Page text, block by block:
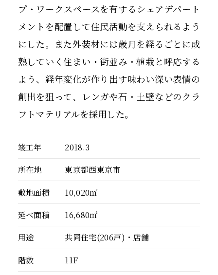
プ・ワークスペースを有するシェアデパート
メントを配置して住民活動を支えられるよう
にした。また外装材には歳月を経るごとに成
熟していく住まい・街並み・植栽と呼応する
よう、経年変化が作り出す味わい深い表情の
創出を狙って、レンガや石・土壁などのクラ
フトマテリアルを採用した。
竣工年
2018.3
所在地
東京都西東京市
敷地面積
10,020㎡
延べ面積
16,680㎡
用途
共同住宅(206戸)・店舗
階数
11F